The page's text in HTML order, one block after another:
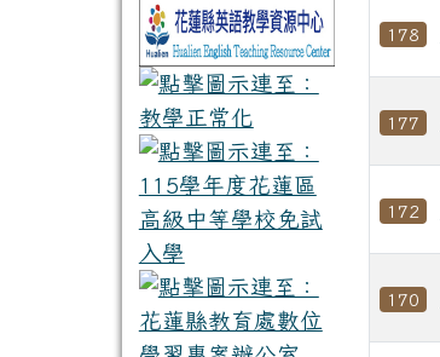
178
177
172
170